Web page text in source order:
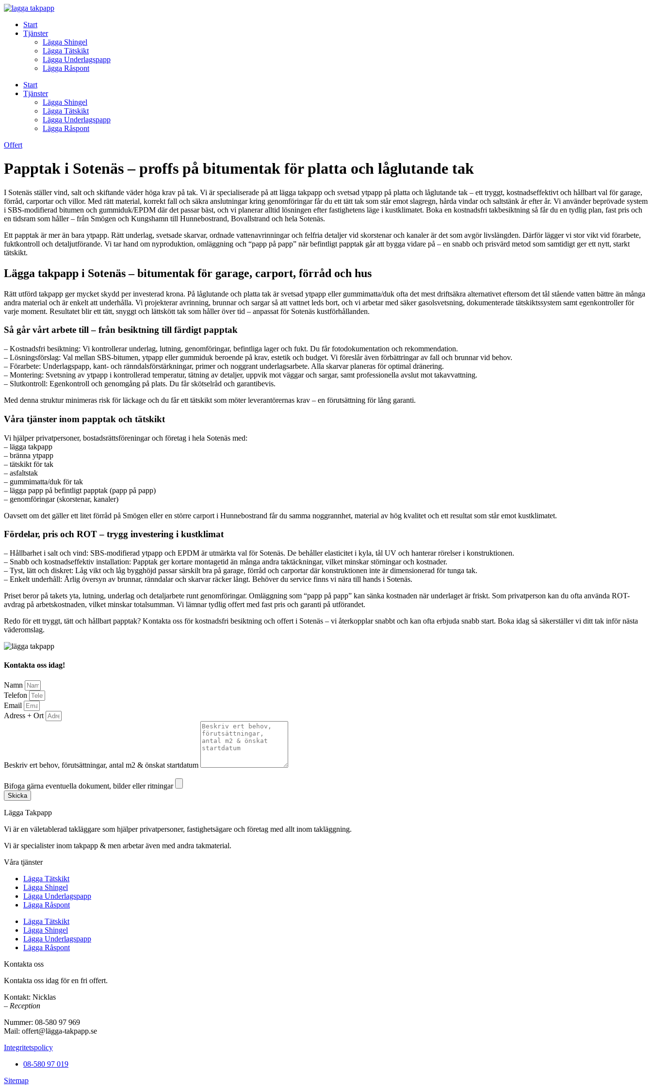
Skip
contentStart
Tjänster
Lägga Shingel
Lägga Tätskikt
Lägga Underlagspapp
Lägga Råspont
Start
Tjänster
Lägga Shingel
Lägga Tätskikt
Lägga Underlagspapp
Lägga Råspont
Offert
Papptak i Sotenäs – proffs på bitumentak för platta och låglutande tak
I Sotenäs ställer vind, salt och skiftande väder höga krav på tak. Vi är specialiserade på att lägga takpapp och svetsad ytpapp på platta och låglutande tak – ett tryggt, kostnadseffektivt och hållbart val för garage,
förråd, carportar och villor. Med rätt material, korrekt fall och säkra anslutningar kring genomföringar får du ett tätt tak som står emot slagregn, hårda vindar och saltstänk år efter år. Vi använder beprövade system
i SBS-modifierad bitumen och gummiduk/EPDM där det passar bäst, och vi planerar alltid lösningen efter fastighetens läge i kustklimatet. Boka en kostnadsfri takbesiktning så får du en tydlig plan, fast pris och
en tidsram som håller – från Smögen och Kungshamn till Hunnebostrand, Bovallstrand och hela Sotenäs.
Ett papptak är mer än bara ytpapp. Rätt underlag, svetsade skarvar, ordnade vattenavrinningar och felfria detaljer vid skorstenar och kanaler är det som avgör livslängden. Därför lägger vi stor vikt vid förarbete,
fuktkontroll och detaljutförande. Vi tar hand om nyproduktion, omläggning och “papp på papp” när befintligt papptak går att bygga vidare på – en snabb och prisvärd metod som samtidigt ger ett nytt, starkt
tätskikt.
Lägga takpapp i Sotenäs – bitumentak för garage, carport, förråd och hus
Rätt utförd takpapp ger mycket skydd per investerad krona. På låglutande och platta tak är svetsad ytpapp eller gummimatta/duk ofta det mest driftsäkra alternativet eftersom det tål stående vatten bättre än många
andra material och är enkelt att underhålla. Vi projekterar avrinning, brunnar och sargar så att vattnet leds bort, och vi arbetar med säker gasolsvetsning, dokumenterade tätskiktssystem samt egenkontroller för
varje moment. Resultatet blir ett tätt, snyggt och lättskött tak som håller över tid – anpassat för Sotenäs kustförhållanden.
Så går vårt arbete till – från besiktning till färdigt papptak
– Kostnadsfri besiktning: Vi kontrollerar underlag, lutning, genomföringar, befintliga lager och fukt. Du får fotodokumentation och rekommendation.
– Lösningsförslag: Val mellan SBS-bitumen, ytpapp eller gummiduk beroende på krav, estetik och budget. Vi föreslår även förbättringar av fall och brunnar vid behov.
– Förarbete: Underlagspapp, kant- och ränndalsförstärkningar, primer och noggrant underlagsarbete. Alla skarvar planeras för optimal dränering.
– Montering: Svetsning av ytpapp i kontrollerad temperatur, tätning av detaljer, uppvik mot väggar och sargar, samt professionella avslut mot takavvattning.
– Slutkontroll: Egenkontroll och genomgång på plats. Du får skötselråd och garantibevis.
Med denna struktur minimeras risk för läckage och du får ett tätskikt som möter leverantörernas krav – en förutsättning för lång garanti.
Våra tjänster inom papptak och tätskikt
Vi hjälper privatpersoner, bostadsrättsföreningar och företag i hela Sotenäs med:
– lägga takpapp
– bränna ytpapp
– tätskikt för tak
– asfaltstak
– gummimatta/duk för tak
– lägga papp på befintligt papptak (papp på papp)
– genomföringar (skorstenar, kanaler)
Oavsett om det gäller ett litet förråd på Smögen eller en större carport i Hunnebostrand får du samma noggrannhet, material av hög kvalitet och ett resultat som står emot kustklimatet.
Fördelar, pris och ROT – trygg investering i kustklimat
– Hållbarhet i salt och vind: SBS-modifierad ytpapp och EPDM är utmärkta val för Sotenäs. De behåller elasticitet i kyla, tål UV och hanterar rörelser i konstruktionen.
– Snabb och kostnadseffektiv installation: Papptak ger kortare montagetid än många andra taktäckningar, vilket minskar störningar och kostnader.
– Tyst, lätt och diskret: Låg vikt och låg bygghöjd passar särskilt bra på garage, förråd och carportar där konstruktionen inte är dimensionerad för tunga tak.
– Enkelt underhåll: Årlig översyn av brunnar, ränndalar och skarvar räcker långt. Behöver du service finns vi nära till hands i Sotenäs.
Priset beror på takets yta, lutning, underlag och detaljarbete runt genomföringar. Omläggning som “papp på papp” kan sänka kostnaden när underlaget är friskt. Som privatperson kan du ofta använda ROT-
avdrag på arbetskostnaden, vilket minskar totalsumman. Vi lämnar tydlig offert med fast pris och garanti på utförandet.
Redo för ett tryggt, tätt och hållbart papptak? Kontakta oss för kostnadsfri besiktning och offert i Sotenäs – vi återkopplar snabbt och kan ofta erbjuda snabb start. Boka idag så säkerställer vi ditt tak inför nästa
väderomslag.
Kontakta oss idag!
Namn
Telefon
Email
Adress + Ort
Beskriv ert behov, förutsättningar, antal m2 & önskat startdatum
Bifoga gärna eventuella dokument, bilder eller ritningar
Skicka
Lägga Takpapp
Vi är en väletablerad takläggare som hjälper privatpersoner, fastighetsägare och företag med allt inom takläggning.
Vi är specialister inom takpapp & men arbetar även med andra takmaterial.
Våra tjänster
Lägga Tätskikt
Lägga Shingel
Lägga Underlagspapp
Lägga Råspont
Lägga Tätskikt
Lägga Shingel
Lägga Underlagspapp
Lägga Råspont
Kontakta oss
Kontakta oss idag för en fri offert.
Kontakt: Nicklas
– Reception
Nummer: 08-580 97 969
Mail: offert@lägga-takpapp.se
Integritetspolicy
08-580 97 019
Sitemap